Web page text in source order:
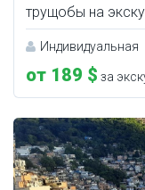
трущобы на
Индивидуальная
от 189 $ за